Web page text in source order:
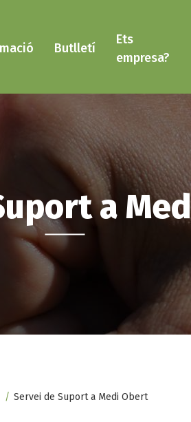
Butlletí
Ets
empresa?
a
Servei de Suport a Medi Obert